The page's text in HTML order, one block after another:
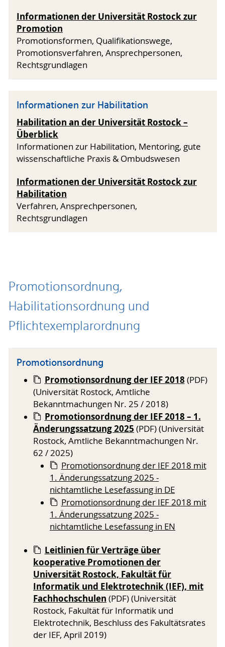
Informationen der Universität Rostock zur
Promotion
Promotionsformen, Qualifikationswege,
Promotionsverfahren, Ansprechpersonen,
Rechtsgrundlagen
Informationen zur Habilitation
Habilitation an der Universität Rostock –
Überblick
Informationen zur Habilitation, Mentoring, gute
wissenschaftliche Praxis & Ombudswesen
Informationen der Universität Rostock zur
Habilitation
Verfahren, Ansprechpersonen,
Rechtsgrundlagen
Promotionsordnung,
Habilitationsordnung und
Pflichtexemplarordnung
Promotionsordnung
Promotionsordnung der IEF 2018 (PDF)
(Universität Rostock, Amtliche
Bekanntmachungen Nr. 25 / 2018)
Promotionsordnung der IEF 2018 – 1.
Änderungssatzung 2025 (PDF) (Universität
Rostock, Amtliche Bekanntmachungen Nr.
62 / 2025)
Promotionsordnung der IEF 2018 mit
1. Änderungssatzung 2025 -
nichtamtliche Lesefassung in DE
Promotionsordnung der IEF 2018 mit
1. Änderungssatzung 2025 -
nichtamtliche Lesefassung in EN
Leitlinien für Verträge über
kooperative Promotionen der
Universität Rostock, Fakultät für
Informatik und Elektrotechnik (IEF), mit
Fachhochschulen (PDF) (Universität
Rostock, Fakultät für Informatik und
Elektrotechnik, Beschluss des Fakultätsrates
der IEF, April 2019)